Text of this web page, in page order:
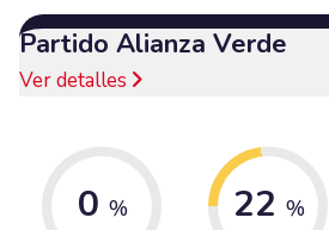
Partido Alianza Verde
Ver detalles
0 % 22 %